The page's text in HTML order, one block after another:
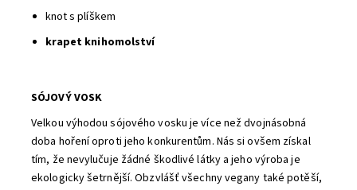
knot s plíškem
krapet knihomolství
SÓJOVÝ VOSK
Velkou výhodou sójového vosku je více než dvojnásobná
doba hoření oproti jeho konkurentům. Nás si ovšem získal
tím, že nevylučuje žádné škodlivé látky a jeho výroba je
ekologicky šetrnější. Obzvlášť všechny vegany také potěší,